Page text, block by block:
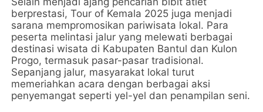
berprestasi, Tour of Kemala 2025 juga menjadi
sarana mempromosikan pariwisata lokal. Para
peserta melintasi jalur yang melewati berbagai
destinasi wisata di Kabupaten Bantul dan Kulon
Progo, termasuk pasar-pasar tradisional.
Sepanjang jalur, masyarakat lokal turut
memeriahkan acara dengan berbagai aksi
penyemangat seperti yel-yel dan penampilan seni.